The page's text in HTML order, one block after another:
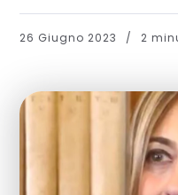
26 Giugno 2023 2